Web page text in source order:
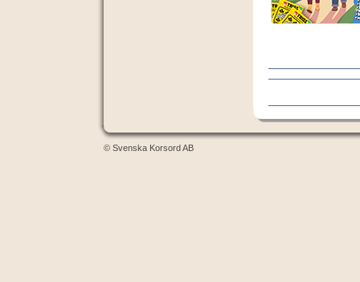
© Svenska Korsord AB